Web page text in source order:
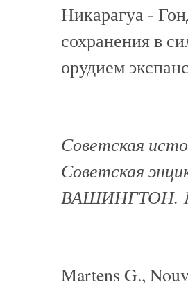
Никарагуа -
сохранения в
орудием
Советская
Советская
ВАШИНГТОН.
Martens G.,